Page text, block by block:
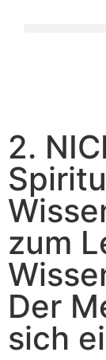
2.
zum
Der
sich